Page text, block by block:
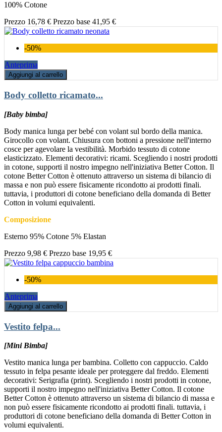
100% Cotone
Prezzo 16,78 € Prezzo base 41,95 €
-50%
Anteprima
Aggiungi al carrello
Body colletto ricamato...
[Baby bimba]
Body manica lunga per bebé con volant sul bordo della manica.
Girocollo con volant. Chiusura con bottoni a pressione nell'interno
cosce per agevolare la vestibilità. Morbido tessuto di cotone
elasticizzato. Elementi decorativi: ricami. Scegliendo i nostri prodotti
in cotone, supporti il nostro impegno nell'iniziativa Better Cotton. Il
cotone Better Cotton è ottenuto attraverso un sistema di bilancio di
massa e non può essere fisicamente ricondotto ai prodotti finali.
tuttavia, i produttori di cotone beneficiano della domanda di Better
Cotton in volumi equivalenti.
Composizione
Esterno 95% Cotone 5% Elastan
Prezzo 9,98 € Prezzo base 19,95 €
-50%
Anteprima
Aggiungi al carrello
Vestito felpa...
[Mini Bimba]
Vestito manica lunga per bambina. Colletto con cappuccio. Caldo
tessuto in felpa pesante ideale per proteggere dal freddo. Elementi
decorativi: Serigrafia (print). Scegliendo i nostri prodotti in cotone,
supporti il nostro impegno nell'iniziativa Better Cotton. Il cotone
Better Cotton è ottenuto attraverso un sistema di bilancio di massa e
non può essere fisicamente ricondotto ai prodotti finali. tuttavia, i
produttori di cotone beneficiano della domanda di Better Cotton in
volumi equivalenti.